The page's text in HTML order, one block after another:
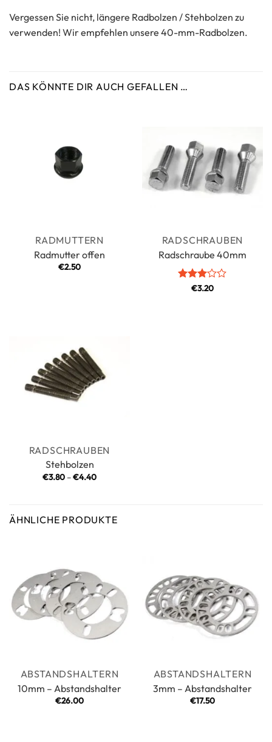
Vergessen Sie nicht, längere Radbolzen / Stehbolzen zu
verwenden! Wir empfehlen unsere 40-mm-Radbolzen.
DAS KÖNNTE DIR AUCH GEFALLEN …
RADMUTTERN
Radmutter offen
€2.50
RADSCHRAUBEN
Radschraube 40mm
Bewertet
€3.20
RADSCHRAUBEN
Stehbolzen
€3.80 –€4.40Preisspanne:
ÄHNLICHE PRODUKTE
ABSTANDSHALTERN
10mm – Abstandshalter
€26.00
ABSTANDSHALTERN
3mm – Abstandshalter
€17.50